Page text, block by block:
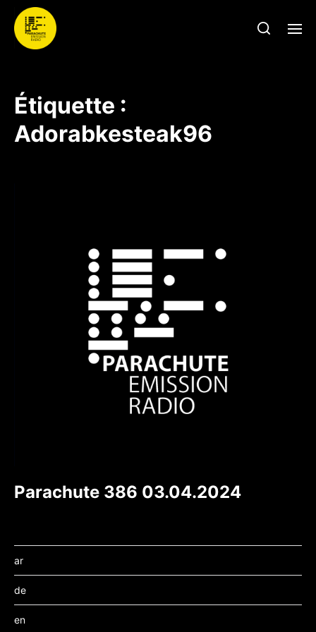
Étiquette :
Adorabkesteak96
Parachute 386 03.04.2024
ar
de
en